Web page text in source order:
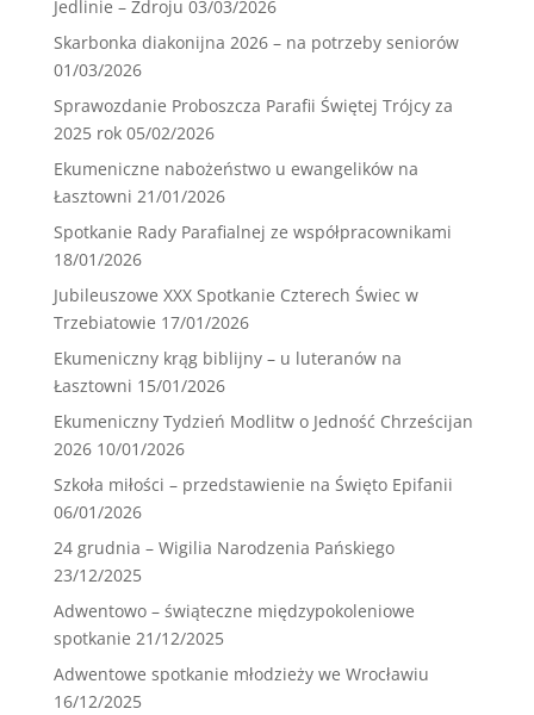
Jedlinie – Zdroju 03/03/2026
Skarbonka diakonijna 2026 – na potrzeby seniorów
01/03/2026
Sprawozdanie Proboszcza Parafii Świętej Trójcy za
2025 rok 05/02/2026
Ekumeniczne nabożeństwo u ewangelików na
Łasztowni 21/01/2026
Spotkanie Rady Parafialnej ze współpracownikami
18/01/2026
Jubileuszowe XXX Spotkanie Czterech Świec w
Trzebiatowie 17/01/2026
Ekumeniczny krąg biblijny – u luteranów na
Łasztowni 15/01/2026
Ekumeniczny Tydzień Modlitw o Jedność Chrześcijan
2026 10/01/2026
Szkoła miłości – przedstawienie na Święto Epifanii
06/01/2026
24 grudnia – Wigilia Narodzenia Pańskiego
23/12/2025
Adwentowo – świąteczne międzypokoleniowe
spotkanie 21/12/2025
Adwentowe spotkanie młodzieży we Wrocławiu
16/12/2025